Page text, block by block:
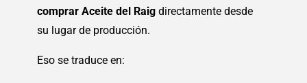
comprar Aceite del Raig directamente desde
su lugar de producción.
Eso se traduce en: